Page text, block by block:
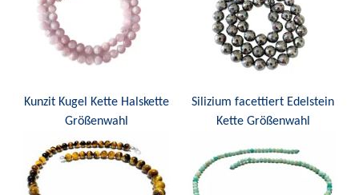
Kunzit Kugel Kette Halskette
Größenwahl
Silizium facettiert Edelstein
Kette Größenwahl